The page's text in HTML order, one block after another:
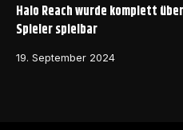
Halo Reach wurde komplett
Spieler spielbar
19. September 2024